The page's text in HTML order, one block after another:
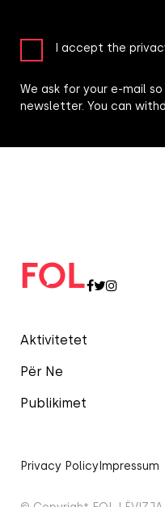
Aktivitetet
Për Ne
Publikimet
Privacy Policy Impressum
I accept the
We ask for your e-mail
newsletter. You can